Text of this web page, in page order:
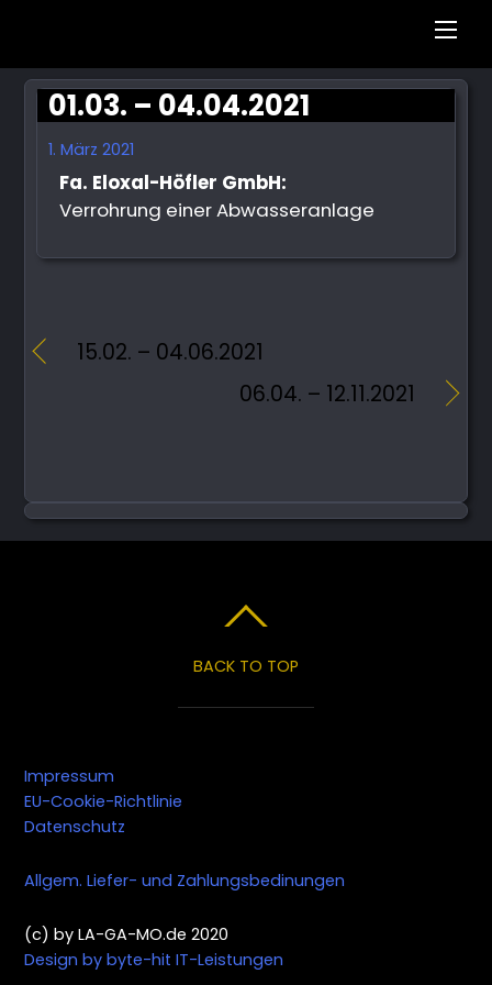
01.03. – 04.04.2021
1. März 2021
Fa. Eloxal-Höfler GmbH:
Verrohrung einer Abwasseranlage
15.02. – 04.06.2021
06.04. – 12.11.2021
BACK TO TOP
Impressum
EU-Cookie-Richtlinie
Datenschutz
Allgem. Liefer- und Zahlungsbedinungen
(c) by LA-GA-MO.de 2020
Design by byte-hit IT-Leistungen